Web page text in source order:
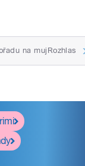
na mujRozhlas